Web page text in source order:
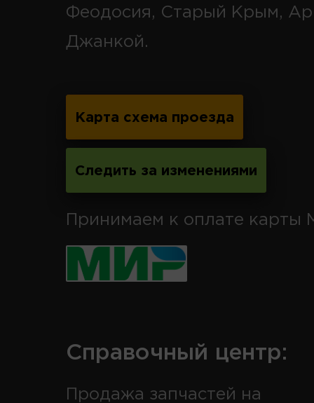
Феодосия, Старый Крым,
Джанкой.
Карта схема проезда
Следить за изменениями
Принимаем к оплате карты
Справочный центр:
Продажа запчастей на